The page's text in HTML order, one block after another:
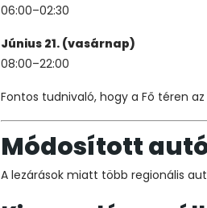
06:00–02:30
Június 21. (vasárnap)
08:00–22:00
Fontos tudnivaló, hogy a Fő téren
Módosított
A lezárások miatt több regionális